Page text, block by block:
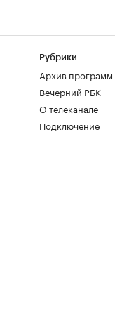
Рубрики
Архив программ
Вечерний РБК
О телеканале
Подключение